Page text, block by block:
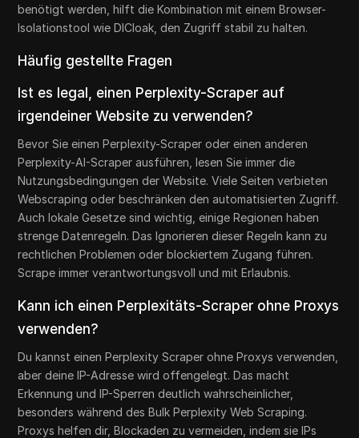
benötigt werden, hilft die Kombination mit einem Browser-
Isolationstool wie DICloak, den Zugriff stabil zu halten.
Häufig gestellte Fragen
Ist es legal, einen Perplexity-Scraper auf
irgendeiner Website zu verwenden?
Bevor Sie einen Perplexity-Scraper oder einen anderen
Perplexity-AI-Scraper ausführen, lesen Sie immer die
Nutzungsbedingungen der Website. Viele Seiten verbieten
Webscraping oder beschränken den automatisierten Zugriff.
Auch lokale Gesetze sind wichtig, einige Regionen haben
strenge Datenregeln. Das Ignorieren dieser Regeln kann zu
rechtlichen Problemen oder blockiertem Zugang führen.
Scrape immer verantwortungsvoll und mit Erlaubnis.
Kann ich einen Perplexitäts-Scraper ohne Proxys
verwenden?
Du kannst einen Perplexity Scraper ohne Proxys verwenden,
aber deine IP-Adresse wird offengelegt. Das macht
Erkennung und IP-Sperren deutlich wahrscheinlicher,
besonders während des Bulk Perplexity Web Scraping.
Proxys helfen dir, Blockaden zu vermeiden, indem sie IPs